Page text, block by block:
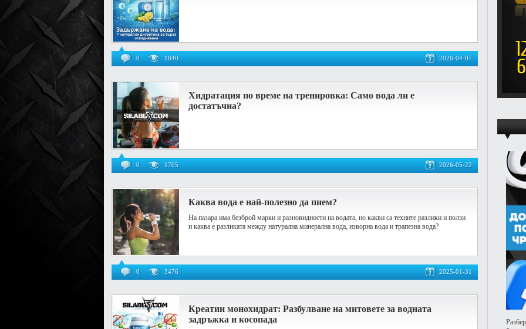
0 1840 2026-04-07
Хидратация по време на тренировка: Само вода ли е
достатъчна?
0 1705 2026-05-22
Каква вода е най-полезно да пием?
На пазара има безброй марки и разновидности на водата, но какви са техните разлики и ползи
и каква е разликата между натурална минерална вода, изворна вода и трапезна вода?
0 3476 2025-01-31
Креатин монохидрат: Разбулване на митовете за водната
задръжка и косопада